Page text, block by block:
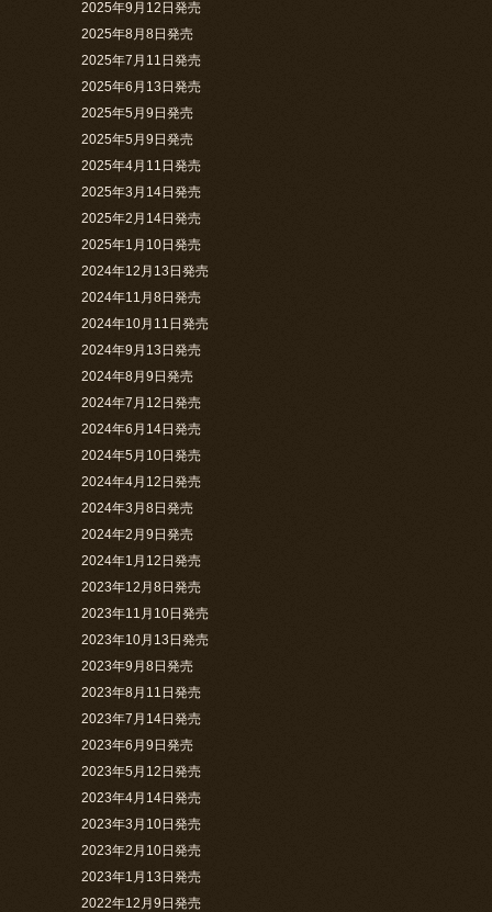
2025年9月12日発売
2025年8月8日発売
2025年7月11日発売
2025年6月13日発売
2025年5月9日発売
2025年5月9日発売
2025年4月11日発売
2025年3月14日発売
2025年2月14日発売
2025年1月10日発売
2024年12月13日発売
2024年11月8日発売
2024年10月11日発売
2024年9月13日発売
2024年8月9日発売
2024年7月12日発売
2024年6月14日発売
2024年5月10日発売
2024年4月12日発売
2024年3月8日発売
2024年2月9日発売
2024年1月12日発売
2023年12月8日発売
2023年11月10日発売
2023年10月13日発売
2023年9月8日発売
2023年8月11日発売
2023年7月14日発売
2023年6月9日発売
2023年5月12日発売
2023年4月14日発売
2023年3月10日発売
2023年2月10日発売
2023年1月13日発売
2022年12月9日発売